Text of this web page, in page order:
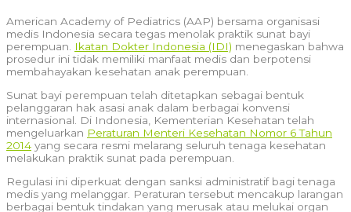
American Academy of Pediatrics (AAP) bersama organisasi
medis Indonesia secara tegas menolak praktik sunat bayi
perempuan. Ikatan Dokter Indonesia (IDI) menegaskan bahwa
prosedur ini tidak memiliki manfaat medis dan berpotensi
membahayakan kesehatan anak perempuan.
Sunat bayi perempuan telah ditetapkan sebagai bentuk
pelanggaran hak asasi anak dalam berbagai konvensi
internasional. Di Indonesia, Kementerian Kesehatan telah
mengeluarkan Peraturan Menteri Kesehatan Nomor 6 Tahun
2014 yang secara resmi melarang seluruh tenaga kesehatan
melakukan praktik sunat pada perempuan.
Regulasi ini diperkuat dengan sanksi administratif bagi tenaga
medis yang melanggar. Peraturan tersebut mencakup larangan
berbagai bentuk tindakan yang merusak atau melukai organ